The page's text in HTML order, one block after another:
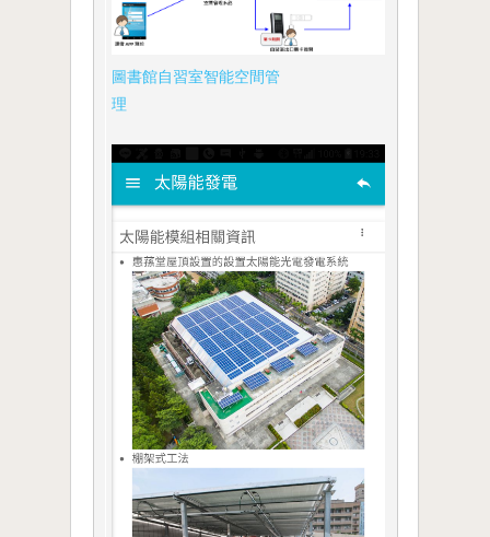
圖書館自習室智能空間管
理